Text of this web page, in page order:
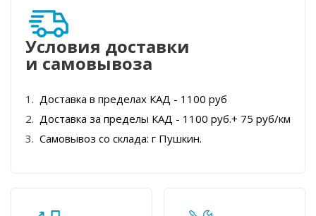
Условия доставки
и самовывоза
Доставка в пределах КАД - 1100 руб
Доставка за пределы КАД - 1100 руб.+ 75 руб/км
Самовывоз со склада: г Пушкин.